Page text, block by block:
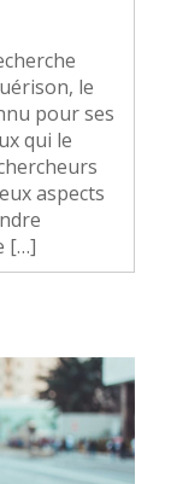
le
pour ses
qui le
aspects
[…]